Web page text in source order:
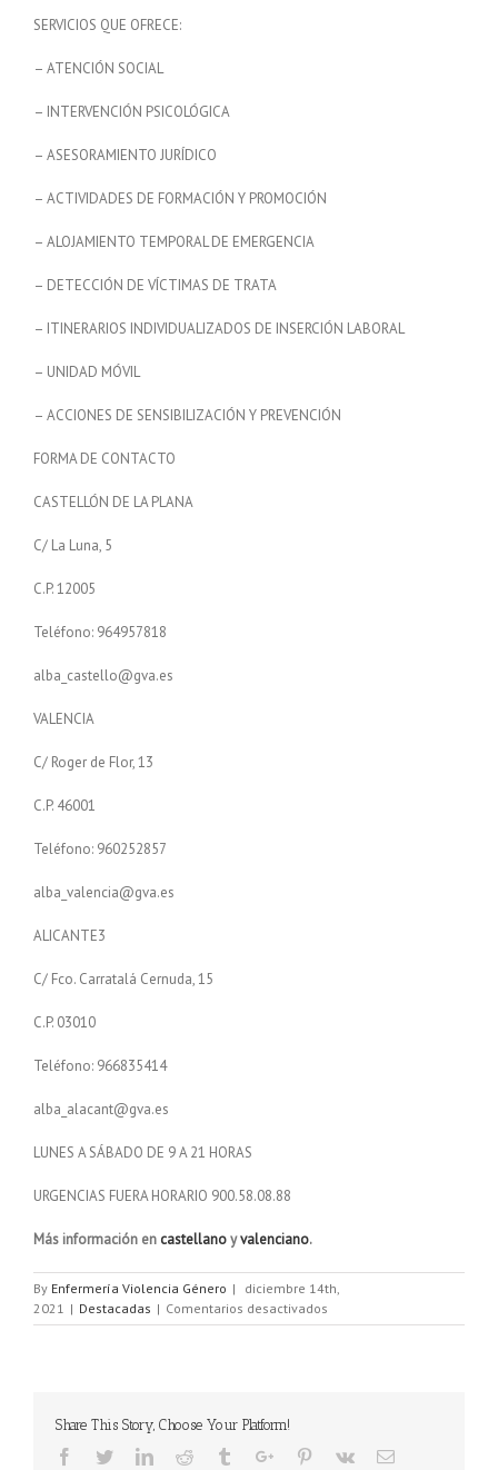
SERVICIOS QUE OFRECE:
– ATENCIÓN SOCIAL
– INTERVENCIÓN PSICOLÓGICA
– ASESORAMIENTO JURÍDICO
– ACTIVIDADES DE FORMACIÓN Y PROMOCIÓN
– ALOJAMIENTO TEMPORAL DE EMERGENCIA
– DETECCIÓN DE VÍCTIMAS DE TRATA
– ITINERARIOS INDIVIDUALIZADOS DE INSERCIÓN LABORAL
– UNIDAD MÓVIL
– ACCIONES DE SENSIBILIZACIÓN Y PREVENCIÓN
FORMA DE CONTACTO
CASTELLÓN DE LA PLANA
C/ La Luna, 5
C.P. 12005
Teléfono: 964957818
alba_castello@gva.es
VALENCIA
C/ Roger de Flor, 13
C.P. 46001
Teléfono: 960252857
alba_valencia@gva.es
ALICANTE3
C/ Fco. Carratalá Cernuda, 15
C.P. 03010
Teléfono: 966835414
alba_alacant@gva.es
LUNES A SÁBADO DE 9 A 21 HORAS
URGENCIAS FUERA HORARIO 900.58.08.88
Más información en castellanoyvalenciano.
By Enfermería Violencia Género |
diciembre 14th,
2021 | Destacadas | Comentarios desactivados
Share This Story, Choose Your Platform!